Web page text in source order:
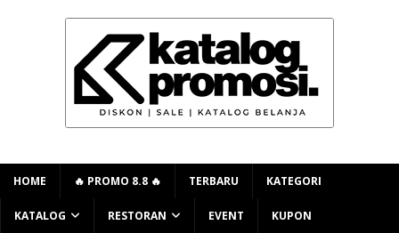
HOME 🔥 PROMO 8.8 🔥 TERBARU KATEGORI
KATALOG RESTORAN EVENT KUPON